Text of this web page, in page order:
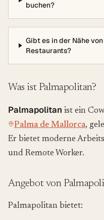
buchen?
Gibt es in der Nähe
Restaurants?
Was ist Palmapolitan?
Palmapolitan ist ein
Palma de Mallorca,
Er bietet moderne
und Remote Worker.
Angebot von
Palmapolitan bietet: